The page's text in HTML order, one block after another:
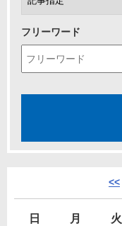
フリーワード
<<
日 月 火